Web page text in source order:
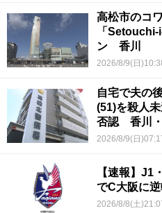
高松市のコ
「
ン 香川
2026/8/9(日
自宅で夫の
(51)を殺人
否認 香川
2026/8/9(日
【速報】
でC大阪に
2026/8/8(土